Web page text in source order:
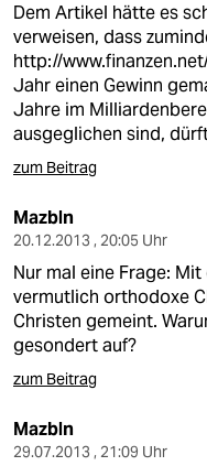
Dem Artikel hätte es
verweisen, dass
http://
Jahr einen Gewinn
Jahre im
ausgeglichen sind,
zum Beitrag
Mazbln
20.12.2013 , 20:05 Uhr
Nur mal eine Frage:
vermutlich orthodoxe
Christen gemeint.
gesondert auf?
zum Beitrag
Mazbln
29.07.2013 , 21:09 Uhr